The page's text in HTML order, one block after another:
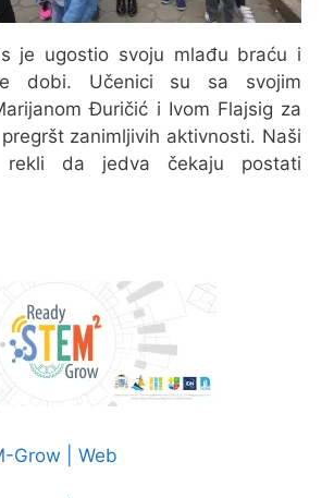
je ugostio svoju mlađu braću i
dobi. Učenici su sa svojim
Đuričić i Ivom Flajsig za
zanimljivih aktivnosti. Naši
rekli da jedva čekaju postati
Grow | Web